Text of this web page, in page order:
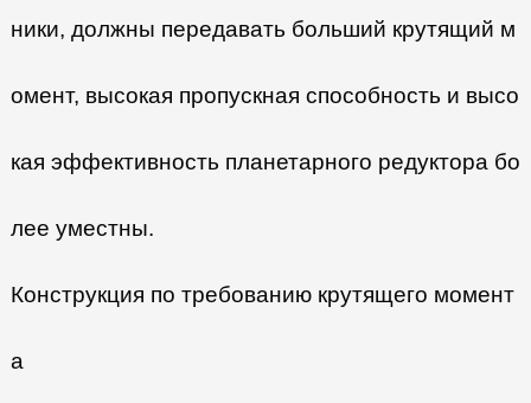
ники, должны передавать больший крутящий м
омент, высокая пропускная способность и высо
кая эффективность планетарного редуктора бо
лее уместны.
Конструкция по требованию крутящего момент
а